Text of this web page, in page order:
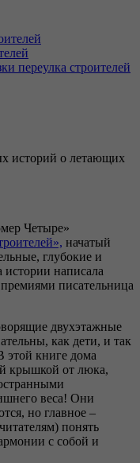
переулка строителей
историй о летающих
Четыре»
начатый
глубокие и
истории написала
писательница
двухэтажные
как дети, и так
этой книге дома
крышкой от люка,
веса! Они
но главное –
понять
с собой и